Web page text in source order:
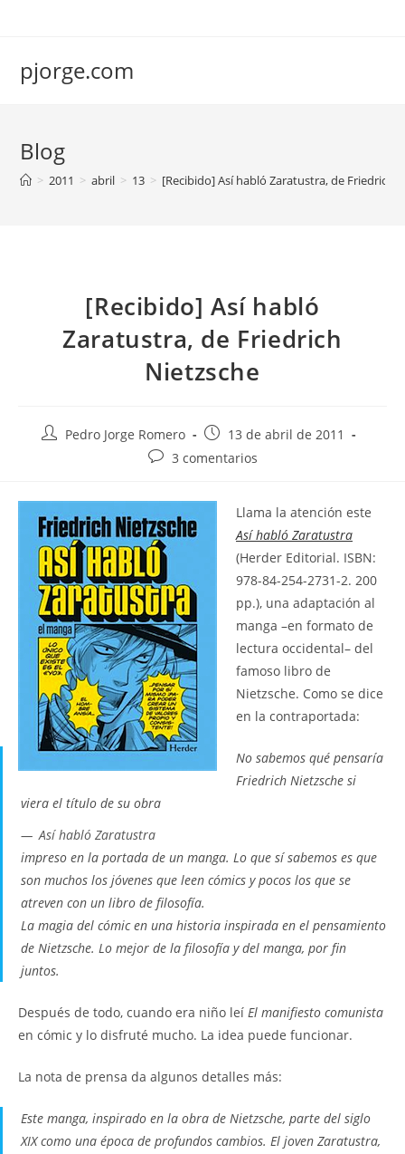
pjorge.com
Blog
> 2011 > abril > 13 > [Recibido] Así habló Zaratustra, de Friedrich
[Recibido] Así habló
Zaratustra, de Friedrich
Nietzsche
AutorPedro Jorge Romero
Publicación
de
13 de abril de 2011
Comentarios
entrada:
3 comentarios
Llama la atención este
Así habló Zaratustra
(Herder Editorial. ISBN:
978-84-254-2731-2. 200
pp.), una adaptación al
manga –en formato de
lectura occidental– del
famoso libro de
Nietzsche. Como se dice
en la contraportada:
No sabemos qué pensaría
Friedrich Nietzsche si
viera el título de su obra
Así habló Zaratustra
impreso en la portada de un manga. Lo que sí sabemos es que
son muchos los jóvenes que leen cómics y pocos los que se
atreven con un libro de filosofía.
La magia del cómic en una historia inspirada en el pensamiento
de Nietzsche. Lo mejor de la filosofía y del manga, por fin
juntos.
Después de todo, cuando era niño leí El manifiesto comunista
en cómic y lo disfruté mucho. La idea puede funcionar.
La nota de prensa da algunos detalles más:
Este manga, inspirado en la obra de Nietzsche, parte del siglo
XIX como una época de profundos cambios. El joven Zaratustra,